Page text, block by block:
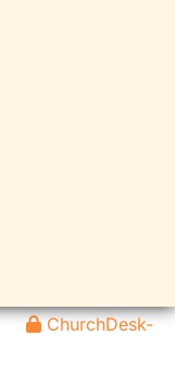
ChurchDesk-